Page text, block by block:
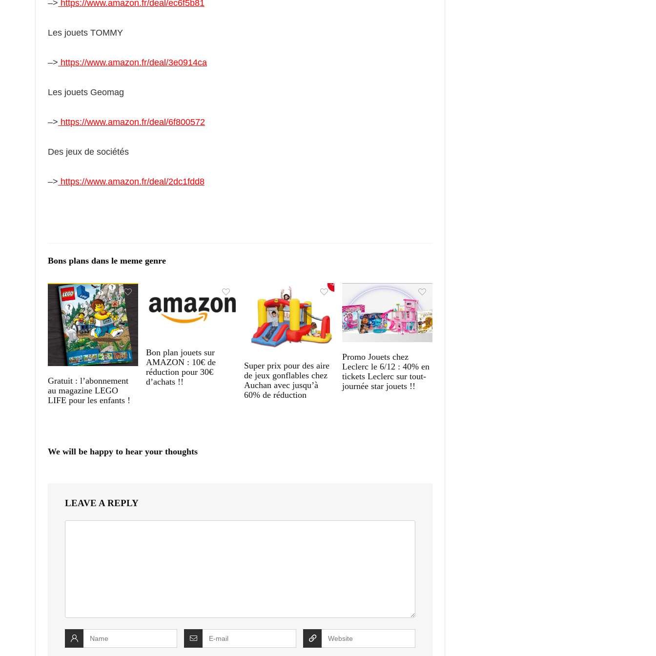
–> https://www.amazon.fr/deal/ec6f5b81
Les jouets TOMMY
–> https://www.amazon.fr/deal/3e0914ca
Les jouets Geomag
–> https://www.amazon.fr/deal/6f800572
Des jeux de sociétés
–> https://www.amazon.fr/deal/2dc1fdd8
Bons plans dans le meme genre
Gratuit : l’abonnement
au magazine LEGO
LIFE pour les enfants !
Bon plan jouets sur
AMAZON : 10€ de
réduction pour 30€
d’achats !!
Super prix pour des aire
de jeux gonflables chez
Auchan avec jusqu’à
60% de réduction
Promo Jouets chez
Leclerc le 6/12 : 40% en
tickets Leclerc sur tout-
journée star jouets !!
We will be happy to hear your thoughts
LEAVE A REPLY